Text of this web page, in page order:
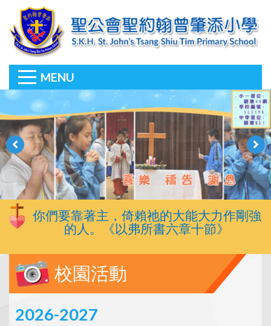
MENU
你們要靠著主，倚賴祂的大能大力作剛強
的人。《以弗所書六章十節》
校園活動
2026-2027